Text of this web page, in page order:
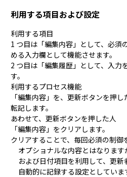
利用する項目および設定
利用する項目
1 つ目は「編集内容」として、必須
める入力欄として機能させます。
2 つ目は「編集履歴」として、入力
す。
利用するプロセス機能
「編集内容」を、更新ボタンを押
転記します。
あわせて、更新ボタンを押した人
「編集内容」をクリアします。
クリアすることで、毎回必須の制御
オプショナルな内容とはなりま
および日付項目を利用して、更
自動的に記録する設定としていま